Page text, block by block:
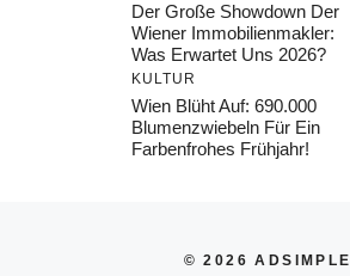
Der Große Showdown Der
Wiener Immobilienmakler:
Was Erwartet Uns 2026?
KULTUR
Wien Blüht Auf: 690.000
Blumenzwiebeln Für Ein
Farbenfrohes Frühjahr!
© 2026 ADSIMPLE